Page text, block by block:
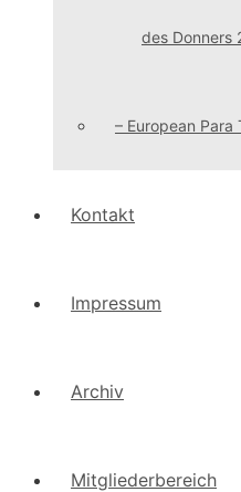
des Donners
– European Para
Kontakt
Impressum
Archiv
Mitgliederbereich